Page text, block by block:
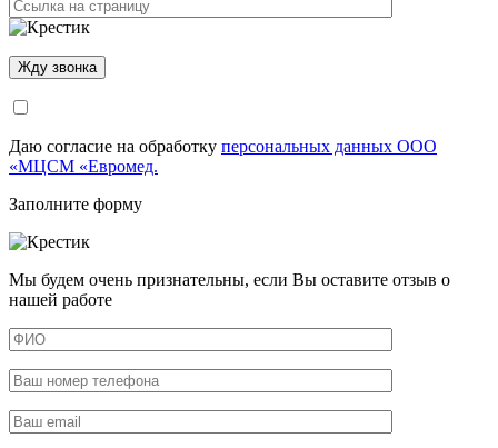
Даю согласие на обработку персональных данных ООО
«МЦСМ «Евромед.
Заполните форму
Мы будем очень признательны, если Вы оставите отзыв о
нашей работе